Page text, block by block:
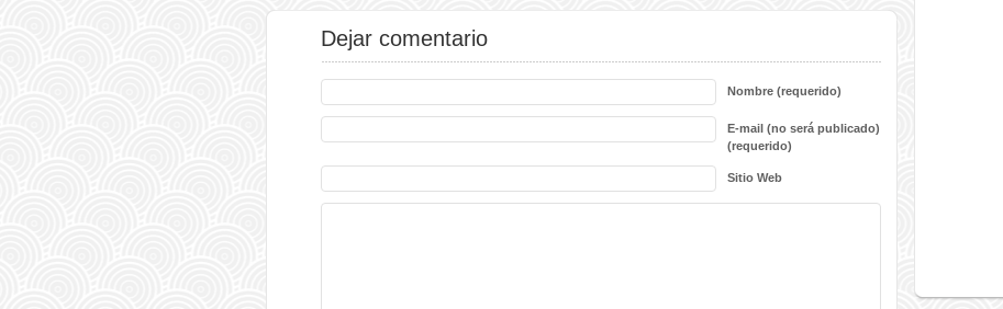
Dejar comentario
Nombre (requerido)
E-mail (no será publicado)
(requerido)
Sitio Web